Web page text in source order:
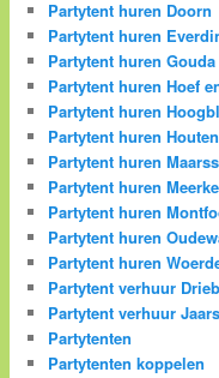
Partytent huren Doorn
Partytent huren
Partytent huren Gouda
Partytent huren Hoef
Partytent huren
Partytent huren Houten
Partytent huren
Partytent huren
Partytent huren
Partytent huren
Partytent huren
Partytent verhuur
Partytent verhuur
Partytenten
Partytenten koppelen